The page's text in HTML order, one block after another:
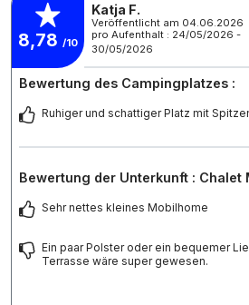
8,78 /10
Katja F.
Veröffentlicht am 04.06.2026
pro Aufenthalt : 24/05/2026 -
30/05/2026
Bewertung des Campingplatzes :
Ruhiger und schattiger Platz mit
Bewertung der Unterkunft : Chalet
Sehr nettes kleines Mobilhome
Ein paar Polster oder ein bequemer
Terrasse wäre super gewesen.